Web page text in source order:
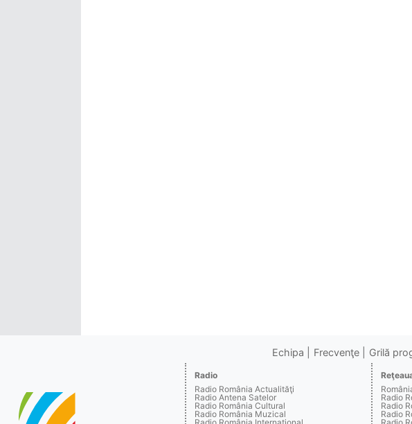
Echipa Frecvenţe Grilă
Radio
Radio România Actualităţi
Radio Antena Satelor
Radio România Cultural
Radio România Muzical
Radio
Radio
Radio